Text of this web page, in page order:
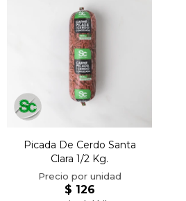
Picada De Cerdo Santa
Clara 1/2 Kg.
$ 126